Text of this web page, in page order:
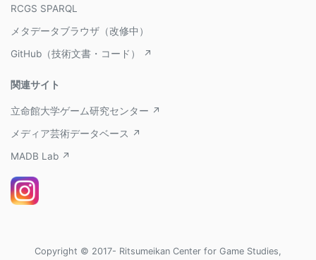
RCGS SPARQL
メタデータブラウザ（改修中）
GitHub（技術文書・コード） ↗
関連サイト
立命館大学ゲーム研究センター ↗
メディア芸術データベース ↗
MADB Lab ↗
Copyright © 2017- Ritsumeikan Center for Game Studies,